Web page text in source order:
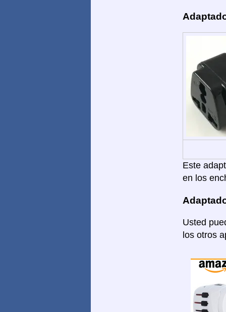
Este
en los
Usted
los otros